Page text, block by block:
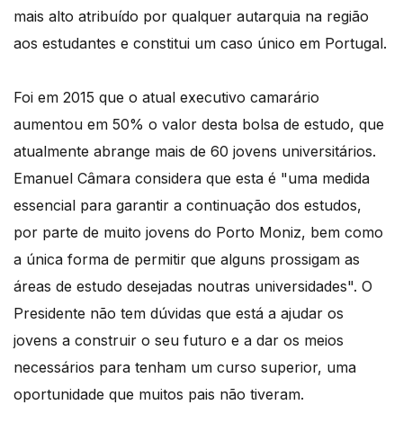
mais alto atribuído por qualquer autarquia na região
aos estudantes e constitui um caso único em Portugal.
Foi em 2015 que o atual executivo camarário
aumentou em 50% o valor desta bolsa de estudo, que
atualmente abrange mais de 60 jovens universitários.
Emanuel Câmara considera que esta é "uma medida
essencial para garantir a continuação dos estudos,
por parte de muito jovens do Porto Moniz, bem como
a única forma de permitir que alguns prossigam as
áreas de estudo desejadas noutras universidades". O
Presidente não tem dúvidas que está a ajudar os
jovens a construir o seu futuro e a dar os meios
necessários para tenham um curso superior, uma
oportunidade que muitos pais não tiveram.